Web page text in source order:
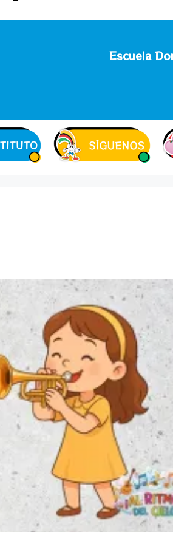
Escuela